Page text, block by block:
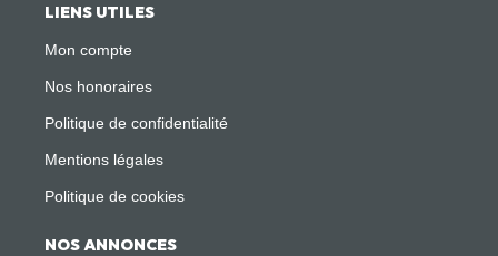
LIENS UTILES
Mon compte
Nos honoraires
Politique de confidentialité
Mentions légales
Politique de cookies
NOS ANNONCES